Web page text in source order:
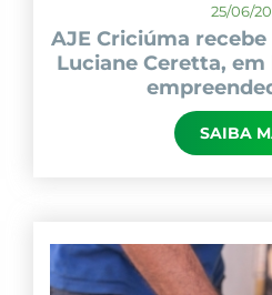
25/06/
AJE Criciúma
Luciane Ceretta,
SAIBA